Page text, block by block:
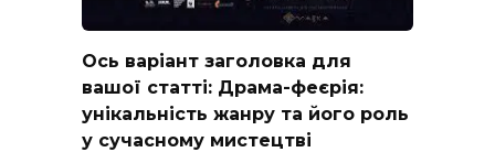
Ось варіант заголовка для
вашої статті: Драма-феєрія:
унікальність жанру та його роль
у сучасному мистецтві